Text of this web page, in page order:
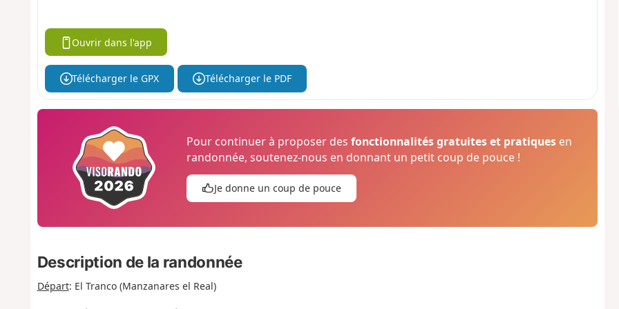
Ouvrir dans l'app
Télécharger le GPX Télécharger le PDF
Pour continuer à proposer desfonctionnalités gratuites et pratiques en
randonnée, soutenez-nous en donnant un petit coup de pouce !
Je donne un coup de pouce
Description de la randonnée
Départ: El Tranco (Manzanares el Real)